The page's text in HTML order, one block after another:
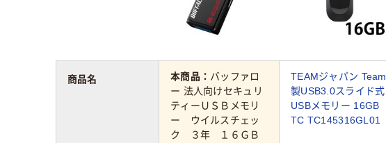
本商品： バッファロ
ー 法人向けセキュリ
ティーＵＳＢメモリ
ー ウイルスチェッ
ク ３年 １６ＧＢ
TEAMジャパン Team
製USB3.0スライド式
USBメモリー 16GB
TC TC145316GL01
商品名